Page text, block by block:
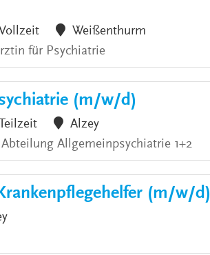
Weißenthurm
für Psychiatrie
(m/w/d)
Teilzeit
Alzey
Allgemeinpsychiatrie 1+2
(m/w/d)